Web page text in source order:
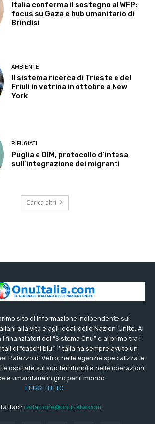
Italia conferma il sostegno al WFP:
focus su Gaza e hub umanitario di
Brindisi
AMBIENTE
Il sistema ricerca di Trieste e del
Friuli in vetrina in ottobre a New
York
RIFUGIATI
Puglia e OIM, protocollo d’intesa
sull’integrazione dei migranti
Carica altri
sito di informazione indipendente sul
alla vita e agli ideali delle Nazioni Unite. Al
finanziatori del “Sistema Onu” e al primo tra i
di “caschi blu”, l’Italia ha sempre avuto un
Palazzo di Vetro, nelle agenzie specializzate
ospitate sul suo territorio) e nelle operazioni
e umanitarie in giro per il mondo.
LEGGI TUTTO
redazione@onuitalia.com